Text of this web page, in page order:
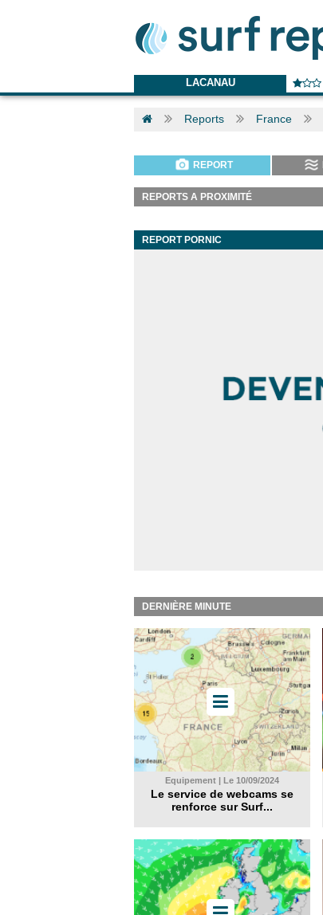
LACANAU
Reports France
REPORT
REPORTS A PROXIMITÉ
REPORT PORNIC
DERNIÈRE MINUTE
Equipement | Le 10/09/2024
Le service de webcams se
renforce sur Surf...